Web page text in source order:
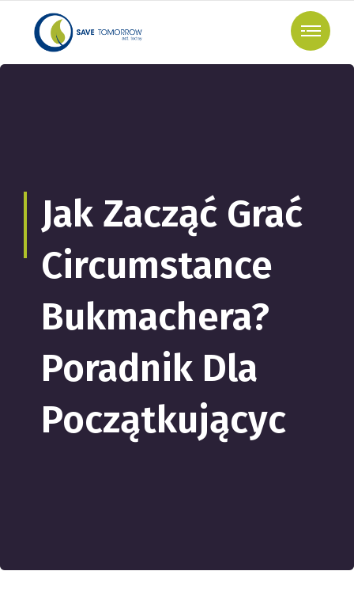
Jak Zacząć Grać
Circumstance
Bukmachera?
Poradnik Dla
Początkującyc